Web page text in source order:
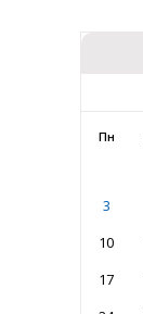
Пн
3
10
17